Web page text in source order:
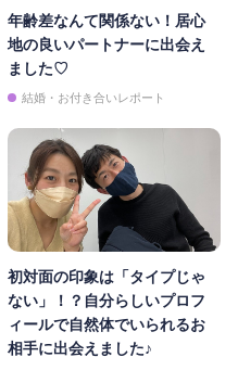
年齢差なんて関係ない！居心
地の良いパートナーに出会え
ました♡
結婚・お付き合いレポート
初対面の印象は「タイプじゃ
ない」！？自分らしいプロフ
ィールで自然体でいられるお
相手に出会えました♪